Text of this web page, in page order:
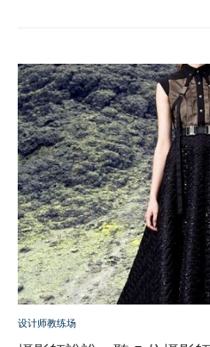
设计师教练场